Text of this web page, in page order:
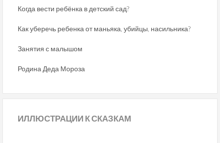
Когда вести ребёнка в детский сад?
Как уберечь ребенка от маньяка, убийцы, насильника?
Занятия с малышом
Родина Деда Мороза
ИЛЛЮСТРАЦИИ К СКАЗКАМ